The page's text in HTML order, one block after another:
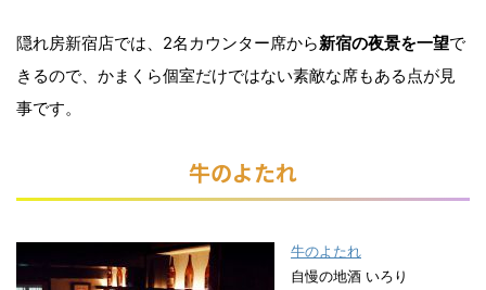
隠れ房新宿店では、2名カウンター席から新宿の夜景を一望で
きるので、かまくら個室だけではない素敵な席もある点が見
事です。
牛のよたれ
牛のよたれ
自慢の地酒 いろり